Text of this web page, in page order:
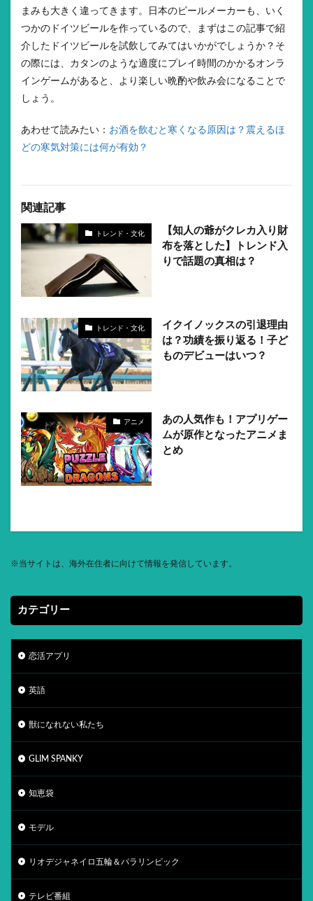
まみも大きく違ってきます。日本のビールメーカーも、いく
つかのドイツビールを作っているので、まずはこの記事で紹
介したドイツビールを試飲してみてはいかがでしょうか？そ
の際には、カタンのような適度にプレイ時間のかかるオンラ
インゲームがあると、より楽しい晩酌や飲み会になることで
しょう。
あわせて読みたい： お酒を飲むと寒くなる原因は？震えるほ
どの寒気対策には何が有効？
関連記事
トレンド・文化
【知人の爺がクレカ入り財
布を落とした】トレンド入
りで話題の真相は？
トレンド・文化
イクイノックスの引退理由
は？功績を振り返る！子ど
ものデビューはいつ？
アニメ
あの人気作も！アプリゲー
ムが原作となったアニメま
とめ
※当サイトは、海外在住者に向けて情報を発信しています。
カテゴリー
恋活アプリ
英語
獣になれない私たち
GLIM SPANKY
知恵袋
モデル
リオデジャネイロ五輪＆パラリンピック
テレビ番組